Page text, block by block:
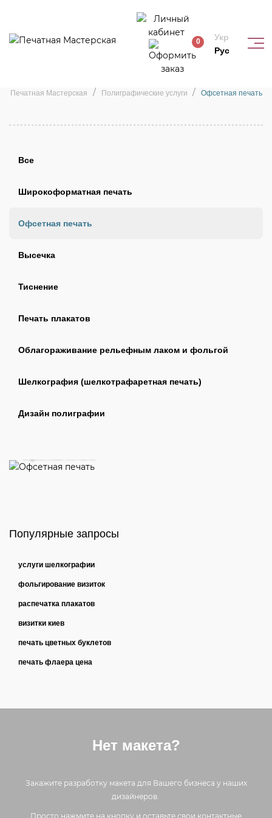
0
Укр
Рус
Офсетная печать
Печатная Мастерская Полиграфические услуги Офсетная печать
Все
Широкоформатная печать
Офсетная печать
Высечка
Тиснение
Печать плакатов
Облагораживание рельефным лаком и фольгой
Шелкография (шелкотрафаретная печать)
Дизайн полиграфии
Популярные запросы
услуги шелкографии
фольгирование визиток
распечатка плакатов
визитки киев
печать цветных буклетов
печать флаера цена
Нет макета?
Закажите разработку макета для Вашего бизнеса у наших
дизайнеров.
Просто нажмите на кнопку и оставьте свои контактные